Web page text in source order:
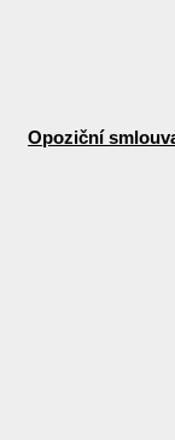
Opoziční